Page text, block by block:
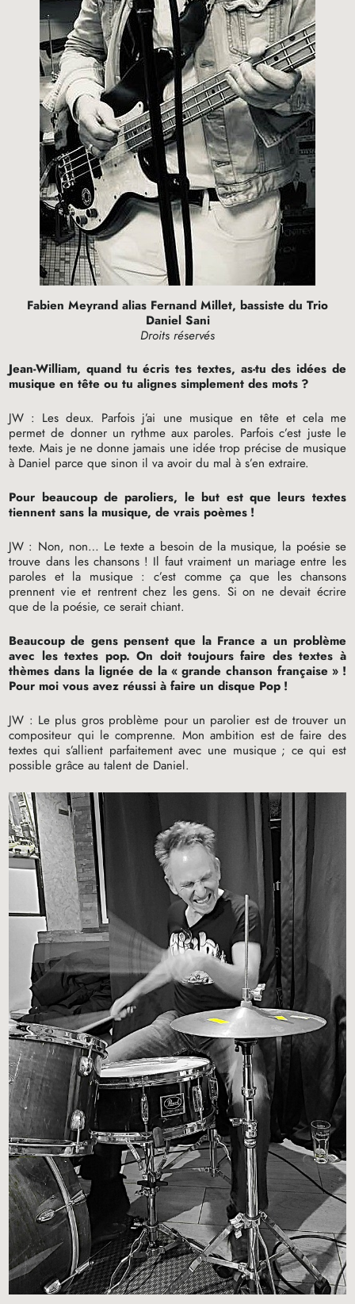
Fabien Meyrand alias Fernand Millet, bassiste du Trio
Daniel Sani
Droits réservés
Jean-William, quand tu écris tes textes, as-tu des idées de
musique en tête ou tu alignes simplement des mots ?
JW : Les deux. Parfois j’ai une musique en tête et cela me
permet de donner un rythme aux paroles. Parfois c’est juste le
texte. Mais je ne donne jamais une idée trop précise de musique
à Daniel parce que sinon il va avoir du mal à s’en extraire.
Pour beaucoup de paroliers, le but est que leurs textes
tiennent sans la musique, de vrais poèmes !
JW : Non, non… Le texte a besoin de la musique, la poésie se
trouve dans les chansons ! Il faut vraiment un mariage entre les
paroles et la musique : c’est comme ça que les chansons
prennent vie et rentrent chez les gens. Si on ne devait écrire
que de la poésie, ce serait chiant.
Beaucoup de gens pensent que la France a un problème
avec les textes pop. On doit toujours faire des textes à
thèmes dans la lignée de la « grande chanson française » !
Pour moi vous avez réussi à faire un disque Pop !
JW : Le plus gros problème pour un parolier est de trouver un
compositeur qui le comprenne. Mon ambition est de faire des
textes qui s’allient parfaitement avec une musique ; ce qui est
possible grâce au talent de Daniel.